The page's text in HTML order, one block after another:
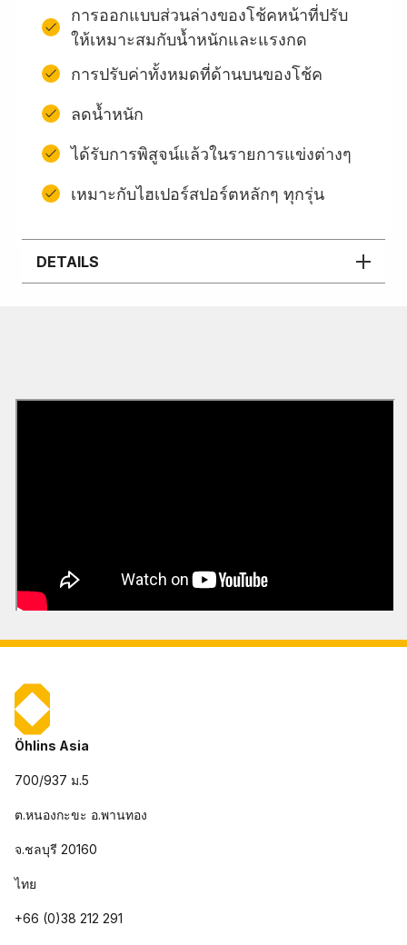
การออกแบบส่วนล่างของโช้คหน้าที่ปรับ
ให้เหมาะสมกับน้ำหนักและแรงกด
การปรับค่าทั้งหมดที่ด้านบนของโช้ค
ลดน้ำหนัก
ได้รับการพิสูจน์แล้วในรายการแข่งต่างๆ
เหมาะกับไฮเปอร์สปอร์ตหลักๆ ทุกรุ่น
DETAILS
Öhlins Asia
700/937 ม.5
ต.หนองกะขะ อ.พานทอง
จ.ชลบุรี 20160
ไทย
+66 (0)38 212 291